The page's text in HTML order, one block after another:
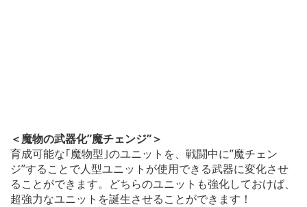
＜魔物の武器化”魔チェンジ”＞
育成可能な｢魔物型｣のユニットを、戦闘中に”魔チェン
ジ”することで人型ユニットが使用できる武器に変化させ
ることができます。どちらのユニットも強化しておけば、
超強力なユニットを誕生させることができます！